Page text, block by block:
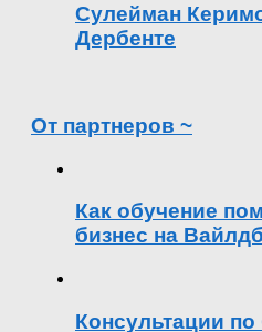
Сулейман
Дербенте
От партнеров ~
Как обучение
бизнес на
Консультации по